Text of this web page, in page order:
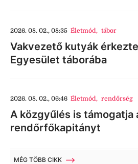
2026. 08. 02., 08:35 Életmód, tábor
Vakvezető kutyák
Egyesület táborába
2026. 08. 02., 06:46 Életmód, rendőrség
A közgyűlés is támogatja
rendőrfőkapitányt
MÉG TÖBB CIKK